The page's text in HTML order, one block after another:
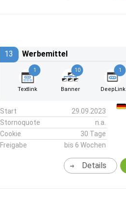
13 Werbemittel
1
Textlink
10
Banner
1
DeepLink
Start
29.09.2023
Stornoquote
n.a.
Cookie
30 Tage
Freigabe
bis 6 Wochen
Details